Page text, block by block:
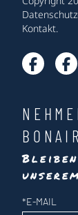
Kontakt.
Newsletter
*E-MAIL